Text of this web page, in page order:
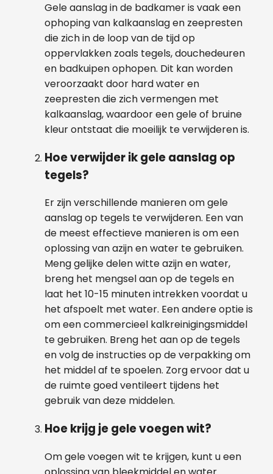
Gele aanslag in de badkamer is vaak een
ophoping van kalkaanslag en zeepresten
die zich in de loop van de tijd op
oppervlakken zoals tegels, douchedeuren
en badkuipen ophopen. Dit kan worden
veroorzaakt door hard water en
zeepresten die zich vermengen met
kalkaanslag, waardoor een gele of bruine
kleur ontstaat die moeilijk te verwijderen is.
Hoe verwijder ik gele aanslag op
tegels?
Er zijn verschillende manieren om gele
aanslag op tegels te verwijderen. Een van
de meest effectieve manieren is om een
oplossing van azijn en water te gebruiken.
Meng gelijke delen witte azijn en water,
breng het mengsel aan op de tegels en
laat het 10-15 minuten intrekken voordat u
het afspoelt met water. Een andere optie is
om een commercieel kalkreinigingsmiddel
te gebruiken. Breng het aan op de tegels
en volg de instructies op de verpakking om
het middel af te spoelen. Zorg ervoor dat u
de ruimte goed ventileert tijdens het
gebruik van deze middelen.
Hoe krijg je gele voegen wit?
Om gele voegen wit te krijgen, kunt u een